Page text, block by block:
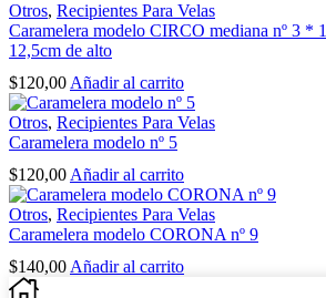
Otros, Recipientes Para Velas
Caramelera modelo CIRCO mediana nº 3 *
12,5cm de alto
$120,00 Añadir al carrito
Otros, Recipientes Para Velas
Caramelera modelo nº 5
$120,00 Añadir al carrito
Otros, Recipientes Para Velas
Caramelera modelo CORONA nº 9
$140,00 Añadir al carrito